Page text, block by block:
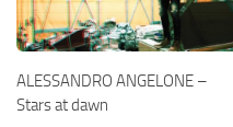
ALESSANDRO ANGELONE –
Stars at dawn